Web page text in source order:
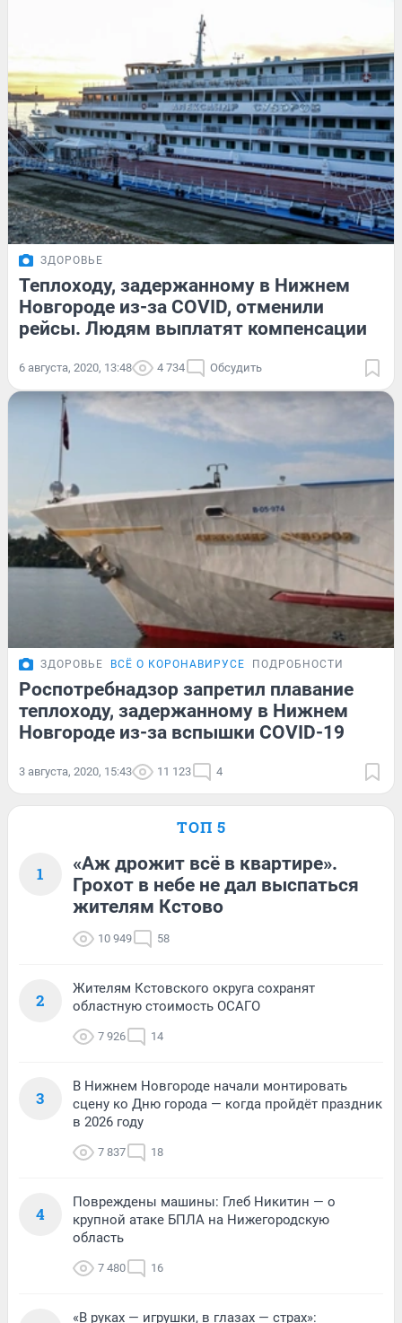
ЗДОРОВЬЕ
Теплоходу, задержанному в Нижнем
Новгороде из-за COVID, отменили
рейсы. Людям выплатят компенсации
6 августа, 2020, 13:48 4 734 Обсудить
ЗДОРОВЬЕ ВСЁ О КОРОНАВИРУСЕ ПОДРОБНОСТИ
Роспотребнадзор запретил плавание
теплоходу, задержанному в Нижнем
Новгороде из-за вспышки COVID-19
3 августа, 2020, 15:43 11 123 4
ТОП 5
1
«Аж дрожит всё в квартире».
Грохот в небе не дал выспаться
жителям Кстово
10 949 58
2
Жителям Кстовского округа сохранят
областную стоимость ОСАГО
7 926 14
3
В Нижнем Новгороде начали монтировать
сцену ко Дню города — когда пройдёт праздник
в 2026 году
7 837 18
4
Повреждены машины: Глеб Никитин — о
крупной атаке БПЛА на Нижегородскую
область
7 480 16
«В руках — игрушки, в глазах — страх»: